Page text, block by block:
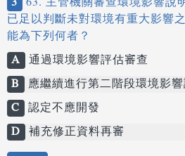
已足以判斷未對環境有重大影響
能為下列何者？
A 通過環境影響評估審查
B 應繼續進行第二階段環境影
C 認定不應開發
D 補充修正資料再審